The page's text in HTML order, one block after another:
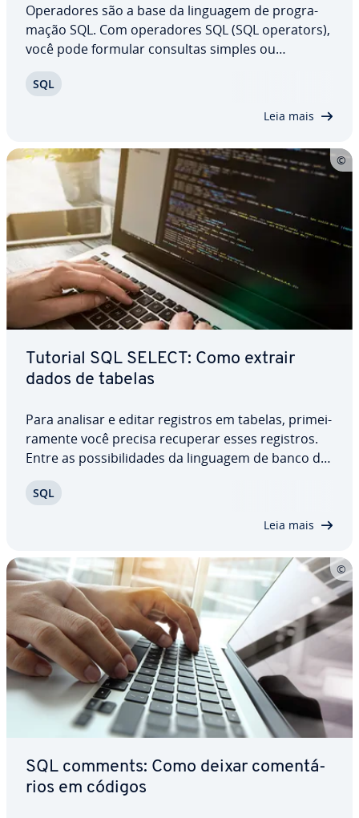
Ope­ra­do­res são a base da linguagem de pro­gra­
ma­ção SQL. Com ope­ra­do­res SQL (SQL operators),
você pode formular consultas simples ou
dados, realizar cálculos e otimizar conjuntos de
SQL
Leia mais
Tutorial SQL SELECT: Como extrair
dados de tabelas
Para analisar e editar registros em tabelas, pri­mei­
ra­mente você precisa recuperar esses registros.
Entre as pos­si­bi­li­da­des da linguagem de banco de
registros re­le­van­tes para consultas. Combinado
SQL
Leia mais
SQL comments: Como deixar co­men­tá­
rios em códigos